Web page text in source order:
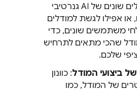
במהירות מודלים שונים של AI גנרטיבי
או אפילו לגשת למודלים
משתמשים שונים, כדי
שהכי מתאים לתרחיש
שלכם.
ביצועי המודל: כוונון
של המודל, כמו